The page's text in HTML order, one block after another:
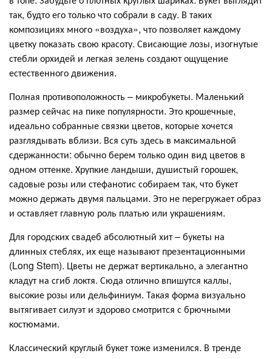
так, будто его только что собрали в саду. В таких
композициях много «воздуха», что позволяет каждому
цветку показать свою красоту. Свисающие лозы, изогнутые
стебли орхидей и легкая зелень создают ощущение
естественного движения.
Полная противоположность – микробукеты. Маленький
размер сейчас на пике популярности. Это крошечные,
идеально собранные связки цветов, которые хочется
разглядывать вблизи. Вся суть здесь в максимальной
сдержанности: обычно берем только один вид цветов в
одном оттенке. Хрупкие ландыши, душистый горошек,
садовые розы или стефанотис собираем так, что букет
можно держать двумя пальцами. Это не перегружает образ
и оставляет главную роль платью или украшениям.
Для городских свадеб абсолютный хит – букеты на
длинных стеблях, их еще называют презентационными
(Long Stem). Цветы не держат вертикально, а элегантно
кладут на сгиб локтя. Сюда отлично впишутся каллы,
высокие розы или дельфиниум. Такая форма визуально
вытягивает силуэт и здорово смотрится с брючными
костюмами.
Классический круглый букет тоже изменился. В тренде